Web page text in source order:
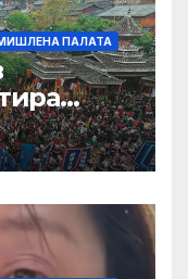
ПАЛАТА